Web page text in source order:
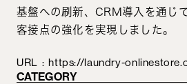
基盤への刷新、CRM導入を通じ
客接点の強化を実現しました。
URL : https://laundry-
CATEGORY